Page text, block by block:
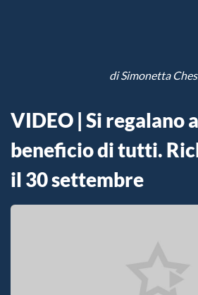
diSimonetta
VIDEO | Si regalano
beneficio di tutti.
il 30 settembre